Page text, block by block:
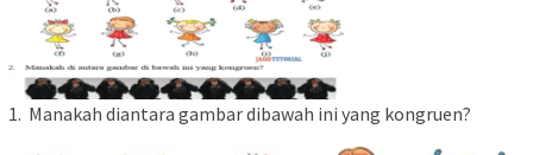
1. Manakah diantara gambar dibawah ini yang kongruen?